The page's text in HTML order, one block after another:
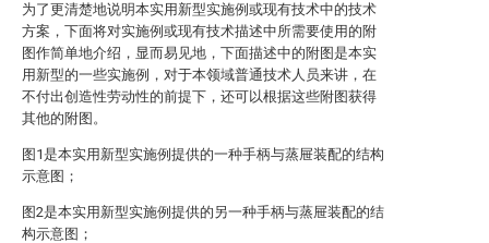
为了更清楚地说明本实用新型实施例或现有技术中的技术
方案，下面将对实施例或现有技术描述中所需要使用的附
图作简单地介绍，显而易见地，下面描述中的附图是本实
用新型的一些实施例，对于本领域普通技术人员来讲，在
不付出创造性劳动性的前提下，还可以根据这些附图获得
其他的附图。
图1是本实用新型实施例提供的一种手柄与蒸屉装配的结构
示意图；
图2是本实用新型实施例提供的另一种手柄与蒸屉装配的结
构示意图；